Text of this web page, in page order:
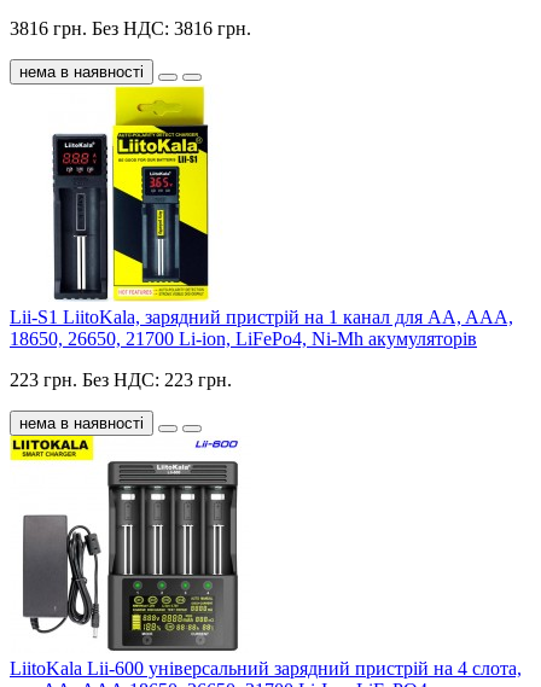
3816 грн. Без НДС: 3816 грн.
нема в наявності
Lii-S1 LiitoKala, зарядний пристрій на 1 канал для AA, AAA,
18650, 26650, 21700 Li-ion, LiFePo4, Ni-Mh акумуляторів
223 грн. Без НДС: 223 грн.
нема в наявності
LiitoKala Lii-600 універсальний зарядний пристрій на 4 слота,